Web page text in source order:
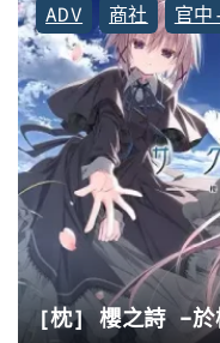
ADV 商社 官
[枕] 櫻之詩 −於